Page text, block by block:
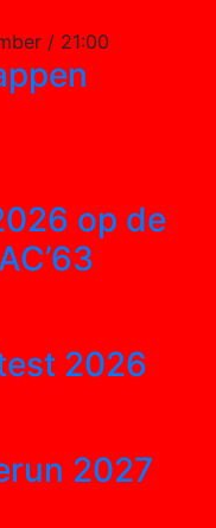
/ 21:00
op de
2026
2027